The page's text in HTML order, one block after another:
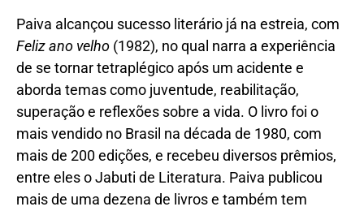
Paiva alcançou sucesso literário já na estreia, com
Feliz ano velho (1982), no qual narra a experiência
de se tornar tetraplégico após um acidente e
aborda temas como juventude, reabilitação,
superação e reflexões sobre a vida. O livro foi o
mais vendido no Brasil na década de 1980, com
mais de 200 edições, e recebeu diversos prêmios,
entre eles o Jabuti de Literatura. Paiva publicou
mais de uma dezena de livros e também tem